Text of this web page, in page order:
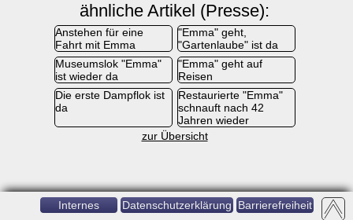
ähnliche Artikel (Presse):
Anstehen für eine
Fahrt mit Emma
"Emma" geht,
"Gartenlaube" ist da
Museumslok "Emma"
ist wieder da
"Emma" geht auf
Reisen
Die erste Dampflok ist
da
Restaurierte "Emma"
schnauft nach 42
Jahren wieder
zur Übersicht
Internes Datenschutzerklärung Barrierefreiheit